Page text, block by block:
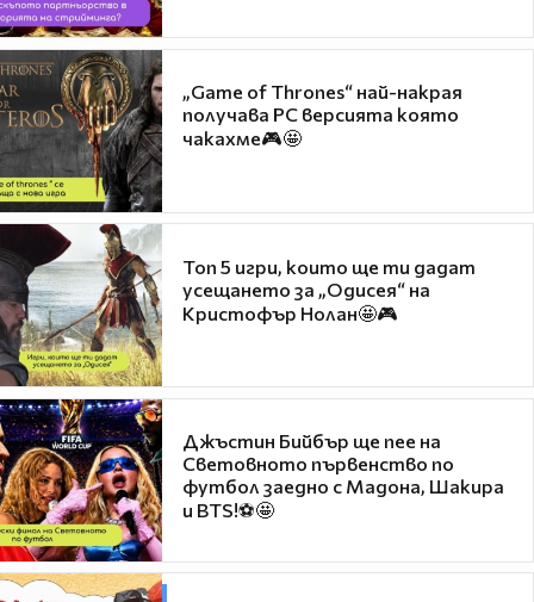
„Game of Thrones“ най-накрая
получава PC версията която
чакахме🎮🤩
Топ 5 игри, които ще ти дадат
усещането за „Одисея“ на
Кристофър Нолан🤩🎮
Джъстин Бийбър ще пее на
Световното първенство по
футбол заедно с Мадона, Шакира
и BTS!⚽🤩